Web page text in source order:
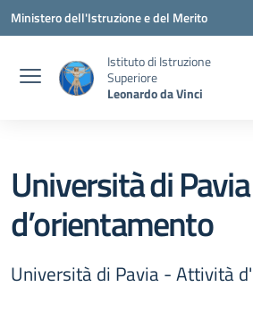
Vai ai contenuti
Vai al menu di navigazione
Vai al footer
Ministero dell'Istruzione e del Merito
Istituto di Istruzione
Superiore
Leonardo da Vinci
Università di
d’orientamento
Università di Pavia - Attività